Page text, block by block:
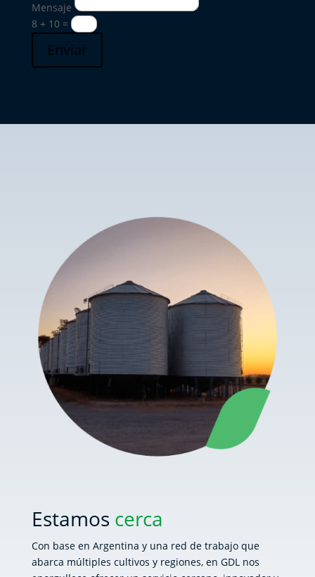
Mensaje
8 + 10=
Enviar
Estamos cerca
Con base en Argentina y una red de trabajo que
abarca múltiples cultivos y regiones, en GDL nos